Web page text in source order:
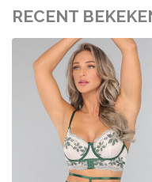
RECENT